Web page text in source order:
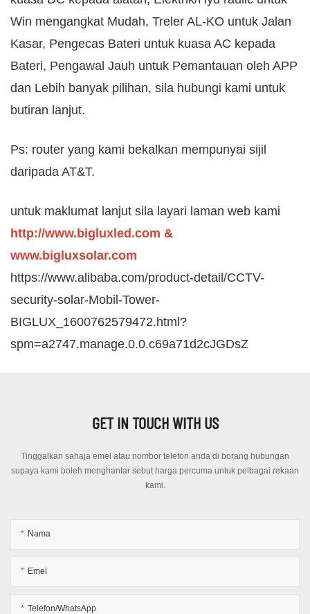
Win mengangkat Mudah, Treler AL-KO untuk Jalan
Kasar, Pengecas Bateri untuk kuasa AC kepada
Bateri, Pengawal Jauh untuk Pemantauan oleh APP
dan Lebih banyak pilihan, sila hubungi kami untuk
butiran lanjut.
Ps: router yang kami bekalkan mempunyai sijil
daripada AT&T.
untuk maklumat lanjut sila layari laman web kami
http://www.bigluxled.com &
www.bigluxsolar.com
https://www.alibaba.com/product-detail/CCTV-
security-solar-Mobil-Tower-
BIGLUX_1600762579472.html?
spm=a2747.manage.0.0.c69a71d2cJGDsZ
GET IN TOUCH WITH US
Tinggalkan sahaja emel atau nombor telefon anda di borang hubungan
supaya kami boleh menghantar sebut harga percuma untuk pelbagai rekaan
kami.
Nama
Emel
Telefon/WhatsApp